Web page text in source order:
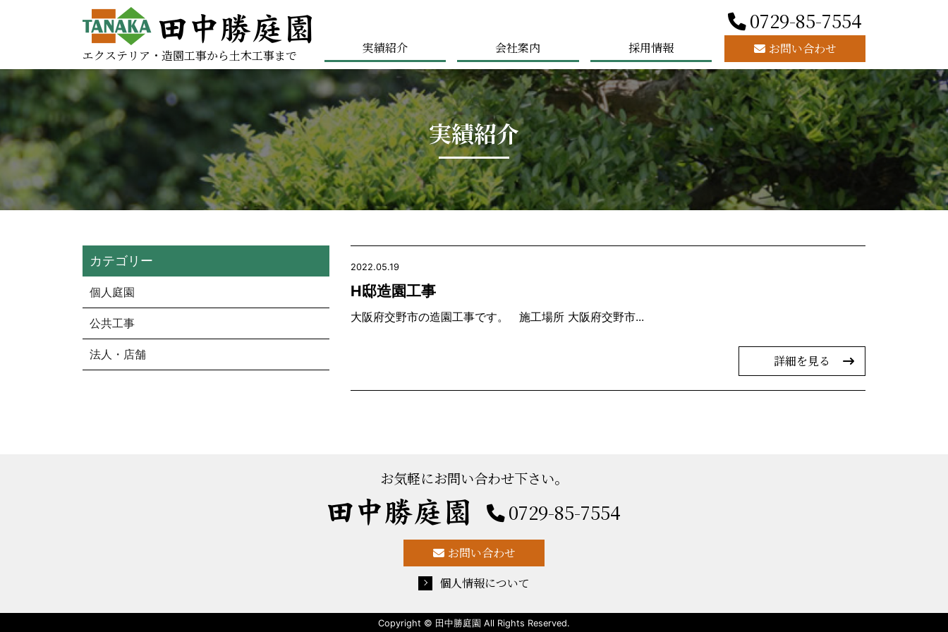
エクステリア・造園工事から土木工事まで 実績紹介 会社案内 採用情報
0729-85-7554
お問い合わせ
実績紹介
2022.05.19
H邸造園工事
大阪府交野市の造園工事です。 施工場所 大阪府交野市...
詳細を見る
カテゴリー
個人庭園
公共工事
法人・店舗
お気軽にお問い合わせ下さい。
0729-85-7554
お問い合わせ
個人情報について
Copyright © 田中勝庭園 All Rights Reserved.